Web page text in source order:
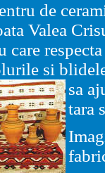
de
Valea
care
si
sa
tara